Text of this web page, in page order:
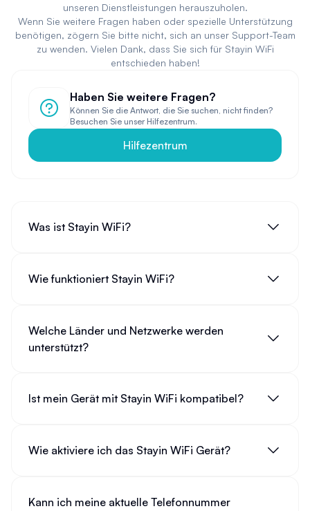
unseren Dienstleistungen herauszuholen.
Wenn Sie weitere Fragen haben oder spezielle Unterstützung
benötigen, zögern Sie bitte nicht, sich an unser Support-Team
zu wenden. Vielen Dank, dass Sie sich für Stayin WiFi
entschieden haben!
Haben Sie weitere Fragen?
Können Sie die Antwort, die Sie suchen, nicht finden?
Besuchen Sie unser Hilfezentrum.
Hilfezentrum
Was ist Stayin WiFi?
Wie funktioniert Stayin WiFi?
Welche Länder und Netzwerke werden
unterstützt?
Ist mein Gerät mit Stayin WiFi kompatibel?
Wie aktiviere ich das Stayin WiFi Gerät?
Kann ich meine aktuelle Telefonnummer